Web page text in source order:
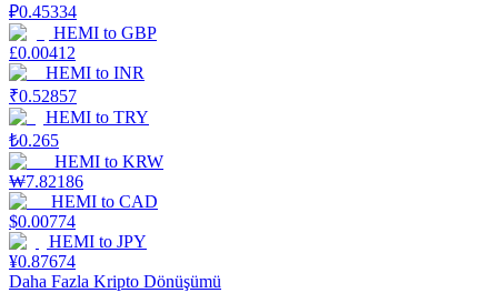
Power Piggy
Günlük rekabetçi ödüller kazanın
₽0.45334
HEMI to GBP
£0.00412
HEMI to INR
₹0.52857
HEMI to TRY
₺0.265
HEMI to KRW
₩7.82186
HEMI to CAD
$0.00774
HEMI to JPY
¥0.87674
Daha Fazla Kripto Dönüşümü